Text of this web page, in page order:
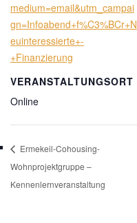
medium=email&utm_campai
gn=Infoabend+f%C3%BCr+N
euinteressierte+-
+Finanzierung
VERANSTALTUNGSORT
Online
Ermekeil-Cohousing-
Wohnprojektgruppe –
Kennenlernveranstaltung